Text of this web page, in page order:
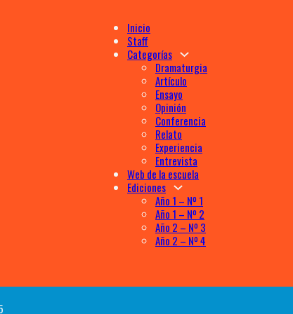
Inicio
Staff
Categorías
Dramaturgia
Artículo
Ensayo
Opinión
Conferencia
Relato
Experiencia
Entrevista
Web de la escuela
Ediciones
Año 1 – Nº 1
Año 1 – Nº 2
Año 2 – Nº 3
Año 2 – Nº 4